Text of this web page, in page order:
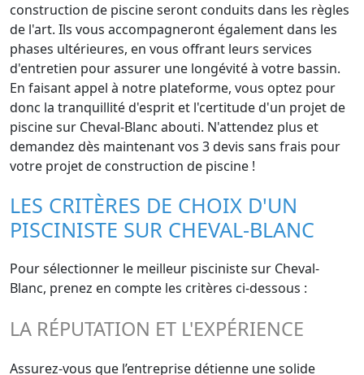
construction de piscine seront conduits dans les règles
de l'art. Ils vous accompagneront également dans les
phases ultérieures, en vous offrant leurs services
d'entretien pour assurer une longévité à votre bassin.
En faisant appel à notre plateforme, vous optez pour
donc la tranquillité d'esprit et l'certitude d'un projet de
piscine sur Cheval-Blanc abouti. N'attendez plus et
demandez dès maintenant vos 3 devis sans frais pour
votre projet de construction de piscine !
LES CRITÈRES DE CHOIX D'UN
PISCINISTE SUR CHEVAL-BLANC
Pour sélectionner le meilleur pisciniste sur Cheval-
Blanc, prenez en compte les critères ci-dessous :
LA RÉPUTATION ET L'EXPÉRIENCE
Assurez-vous que l’entreprise détienne une solide